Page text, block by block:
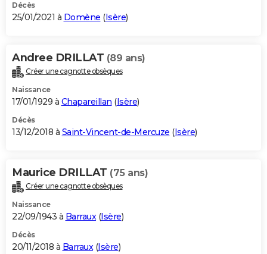
Décès
25/01/2021 à Domène (Isère)
Andree DRILLAT (89 ans)
Créer une cagnotte obsèques
Naissance
17/01/1929 à Chapareillan (Isère)
Décès
13/12/2018 à Saint-Vincent-de-Mercuze (Isère)
Maurice DRILLAT (75 ans)
Créer une cagnotte obsèques
Naissance
22/09/1943 à Barraux(Isère)
Décès
20/11/2018 à Barraux(Isère)